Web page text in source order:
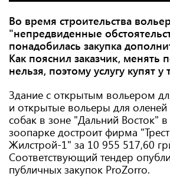
Во время строительства
"непредвиденные
понадобилась закупка
Как пояснил заказчик, менять
нельзя, поэтому услугу купят у
Здание с открытым вольером
и открытые вольеры для
собак в зоне "Дальний Восток"
зоопарке достроит фирма "Трест
Жилстрой-1" за 10 955 517,60
Соответствующий тендер
публичных закупок ProZorro.